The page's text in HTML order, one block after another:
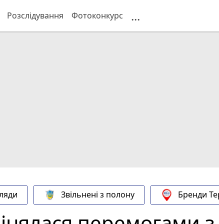
Розслідування Фотоконкурс ...
Звільнені з полону Бренди